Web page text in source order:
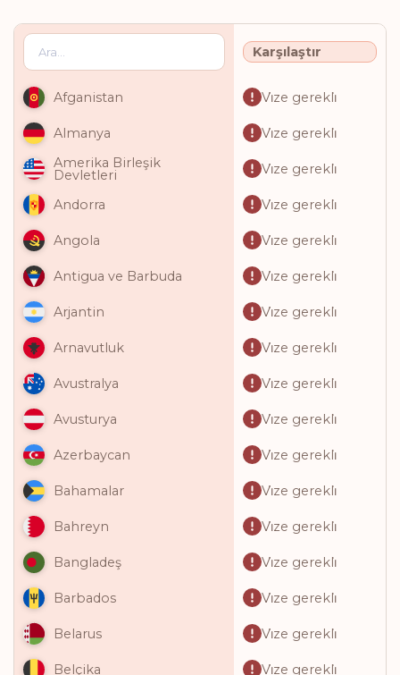
Karşılaştır
Afganistan Vi̇ze gerekli̇
Almanya
Vi̇ze gerekli̇
Amerika Birleşik
Devletleri Vi̇ze gerekli̇
Andorra Vi̇ze gerekli̇
Angola Vi̇ze gerekli̇
Antigua ve Barbuda Vi̇ze gerekli̇
Arjantin Vi̇ze gerekli̇
Arnavutluk Vi̇ze gerekli̇
Avustralya Vi̇ze gerekli̇
Avusturya Vi̇ze gerekli̇
Azerbaycan Vi̇ze gerekli̇
Bahamalar Vi̇ze gerekli̇
Bahreyn Vi̇ze gerekli̇
Bangladeş Vi̇ze gerekli̇
Barbados Vi̇ze gerekli̇
Belarus Vi̇ze gerekli̇
Belçika Vi̇ze gerekli̇